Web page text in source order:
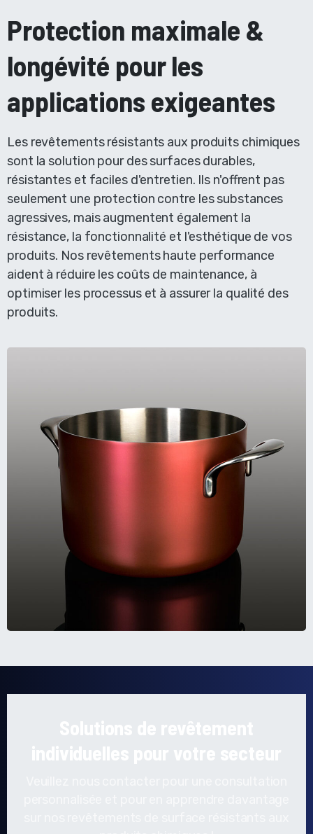
Protection maximale &
longévité pour les
applications exigeantes
Les revêtements résistants aux produits chimiques
sont la solution pour des surfaces durables,
résistantes et faciles d'entretien. Ils n'offrent pas
seulement une protection contre les substances
agressives, mais augmentent également la
résistance, la fonctionnalité et l'esthétique de vos
produits. Nos revêtements haute performance
aident à réduire les coûts de maintenance, à
optimiser les processus et à assurer la qualité des
produits.